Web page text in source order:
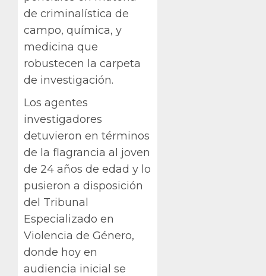
de criminalística de
campo, química, y
medicina que
robustecen la carpeta
de investigación.
Los agentes
investigadores
detuvieron en términos
de la flagrancia al joven
de 24 años de edad y lo
pusieron a disposición
del Tribunal
Especializado en
Violencia de Género,
donde hoy en
audiencia inicial se